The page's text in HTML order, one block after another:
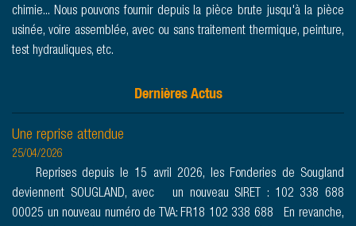
chimie... Nous pouvons fournir depuis la pièce brute jusqu'à la pièce
usinée, voire assemblée, avec ou sans traitement thermique, peinture,
test hydrauliques, etc.
Dernières Actus
Une reprise attendue
25/04/2026
Reprises depuis le 15 avril 2026, les Fonderies de Sougland
deviennent SOUGLAND, avec un nouveau SIRET : 102 338 688
00025 un nouveau numéro de TVA: FR18 102 338 688 En revanche,